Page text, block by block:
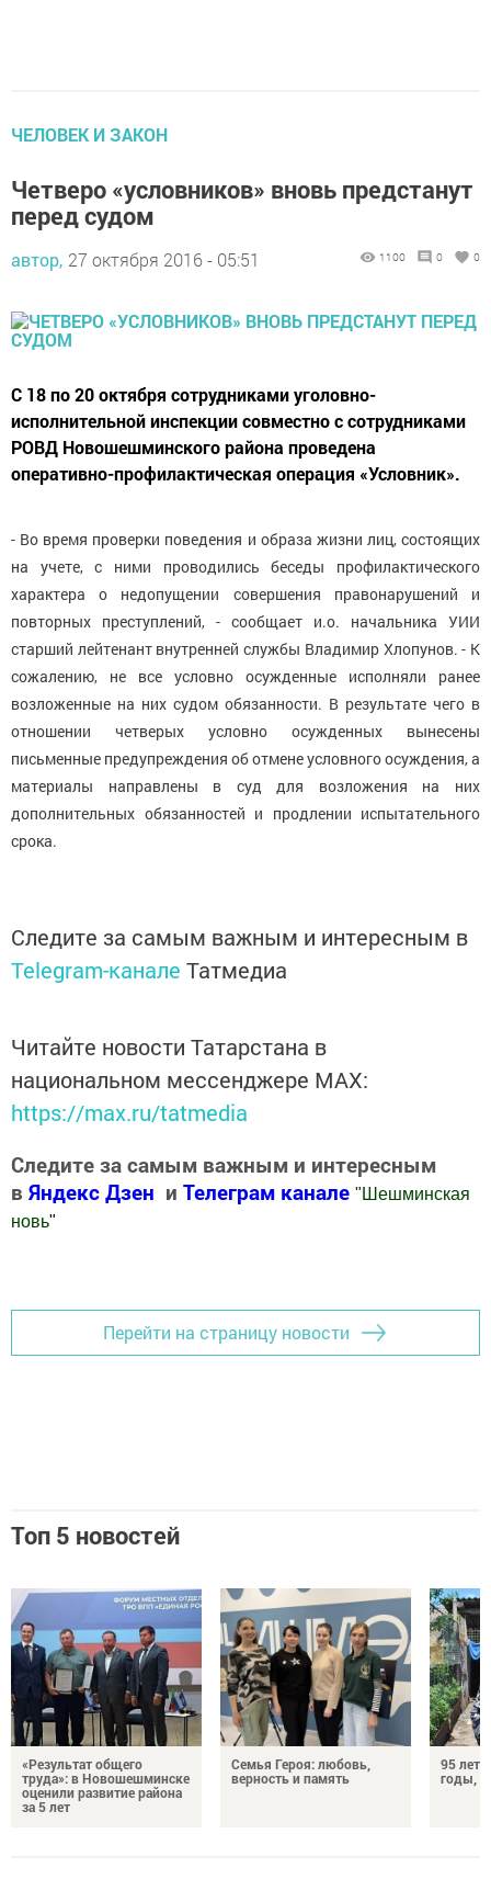
ЧЕЛОВЕК И ЗАКОН
Четверо «условников» вновь предстанут
перед судом
автор, 27 октября 2016 - 05:51 1100 0 0
С 18 по 20 октября сотрудниками уголовно-
исполнительной инспекции совместно с сотрудниками
РОВД Новошешминского района проведена
оперативно-профилактическая операция «Условник».
- Во время проверки поведения и образа жизни лиц, состоящих
на учете, с ними проводились беседы профилактического
характера о недопущении совершения правонарушений и
повторных преступлений, - сообщает и.о. начальника УИИ
старший лейтенант внутренней службы Владимир Хлопунов. - К
сожалению, не все условно осужденные исполняли ранее
возложенные на них судом обязанности. В результате чего в
отношении четверых условно осужденных вынесены
письменные предупреждения об отмене условного осуждения, а
материалы направлены в суд для возложения на них
дополнительных обязанностей и продлении испытательного
срока.
Следите за самым важным и интересным в
Telegram-канале Татмедиа
Читайте новости Татарстана в
национальном мессенджере MАХ:
https://max.ru/tatmedia
Следите за самым важным и интересным
в Яндекс Дзен и Телеграм канале " Шешминская
новь"
Перейти на страницу новости
Топ 5 новостей
«Результат общего
труда»: в Новошешминске
оценили развитие района
за 5 лет
Семья Героя: любовь,
верность и память
95 лет
годы,